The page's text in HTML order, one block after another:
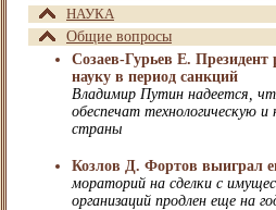
НАУКА
Общие вопросы
Созаев-Гурьев Е. Президент
науку в период санкций
Владимир Путин надеется,
обеспечат технологическую и
страны
Козлов Д. Фортов выиграл
мораторий на сделки с
организаций продлен еще на